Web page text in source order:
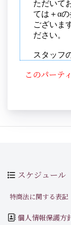
このパーテ
スケジュール
特商法に関する表記
個人情報保護方